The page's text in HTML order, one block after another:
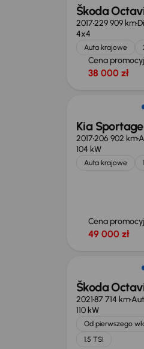
Škoda
2017229 909 km
4x4
Auta krajowe
Cena
38 000 zł
Kia Sportage
2017206 902 km
104 kW
Auta krajowe
Cena
49 000 zł
Możliwość
Škoda
202187 714 km
110 kW
Od pierwszego
1.5 TSI